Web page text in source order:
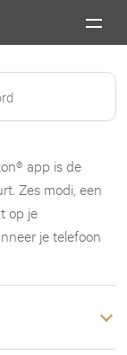
app is de
Zes modi, een
op je
je telefoon